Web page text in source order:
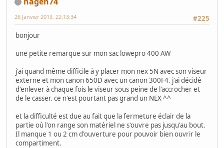
#225
26 Janvier 2013, 22:13:34
bonjour
une petite remarque sur mon sac lowepro 400 AW
j'ai quand même difficile à y placer mon nex 5N avec son viseur
externe et mon canon 650D avec un canon 300F4. j'ai décidé
d'enlever à chaque fois le viseur sous peine de l'accrocher et
de le casser. ce n'est pourtant pas grand un NEX ^^
et la difficulté est due au fait que la fermeture éclair de la
partie où l'on range son matériel ne s'ouvre pas jusqu'au bout.
Il manque 1 ou 2 cm d'ouverture pour pouvoir bien ouvrir le
compartiment.